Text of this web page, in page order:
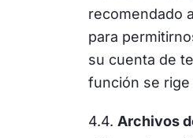
recomendado
para
su cuenta de
función se rige
4.4. Archivos